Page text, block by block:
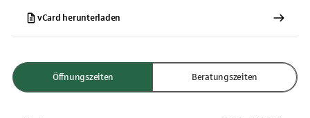
vCard herunterladen
Öffnungszeiten Beratungszeiten